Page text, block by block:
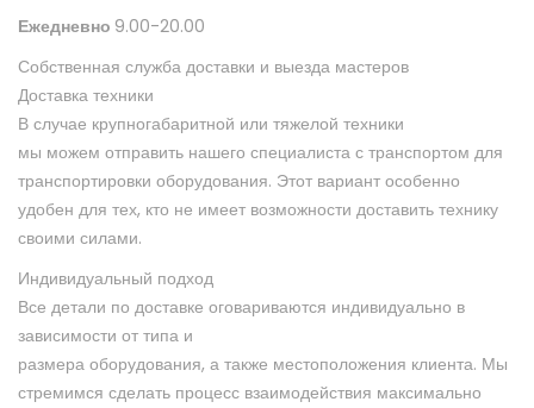
Ежедневно 9.00-20.00
Собственная служба доставки и выезда мастеров
Доставка техники
В случае крупногабаритной или тяжелой техники
мы можем отправить нашего специалиста с транспортом для
транспортировки оборудования. Этот вариант особенно
удобен для тех, кто не имеет возможности доставить технику
своими силами.
Индивидуальный подход
Все детали по доставке оговариваются индивидуально в
зависимости от типа и
размера оборудования, а также местоположения клиента. Мы
стремимся сделать процесс взаимодействия максимально